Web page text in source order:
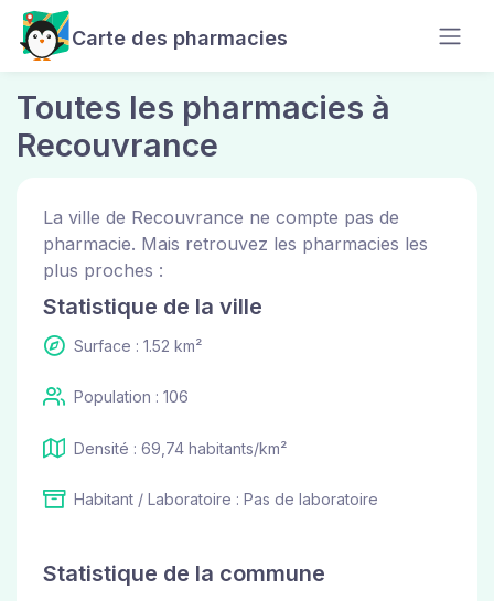
Carte des pharmacies
Toutes les pharmacies à
Recouvrance
La ville de Recouvrance ne compte pas de
pharmacie. Mais retrouvez les pharmacies les
plus proches :
Statistique de la ville
Surface : 1.52 km²
Population : 106
Densité : 69,74 habitants/km²
Habitant / Laboratoire : Pas de laboratoire
Statistique de la commune